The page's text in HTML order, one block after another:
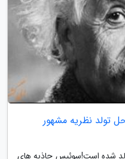
تولد نظریه مشهور
شده است!سوئیس جاذبه های